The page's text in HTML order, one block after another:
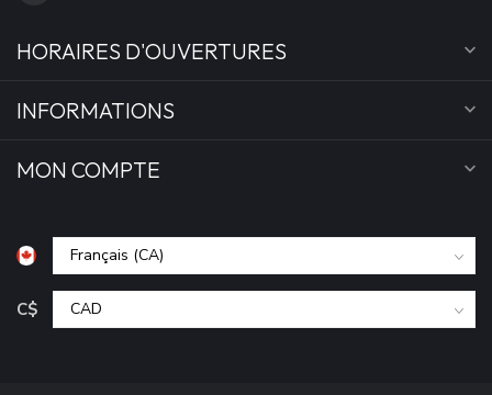
HORAIRES D'OUVERTURES
INFORMATIONS
MON COMPTE
C$